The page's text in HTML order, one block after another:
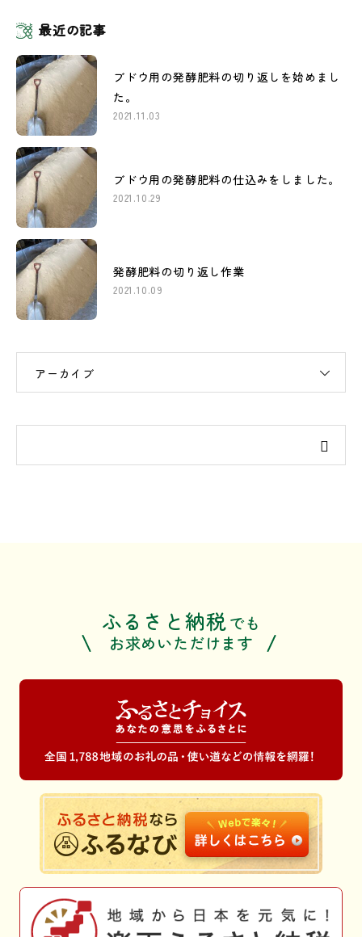
最近の記事
ブドウ用の発酵肥料の切り返しを始めまし
た。
2021.11.03
ブドウ用の発酵肥料の仕込みをしました。
2021.10.29
発酵肥料の切り返し作業
2021.10.09
アーカイブ
ふるさと納税でも
お求めいただけます